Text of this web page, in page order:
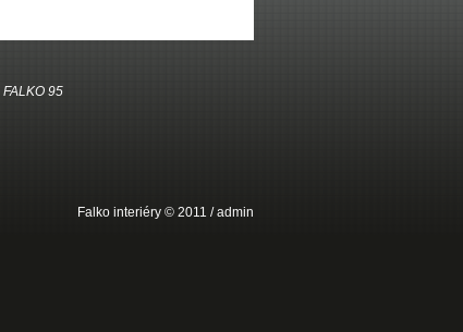
FALKO 95
Falko interiéry © 2011 /admin